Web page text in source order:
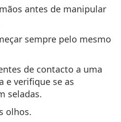
antes de manipular
sempre pelo mesmo
de contacto a uma
e verifique se as
seladas.
olhos.